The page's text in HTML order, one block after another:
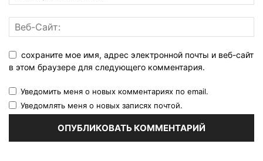
сохраните мое имя, адрес электронной почты и веб-сайт
в этом браузере для следующего комментария.
Уведомить меня о новых комментариях по email.
Уведомлять меня о новых записях почтой.